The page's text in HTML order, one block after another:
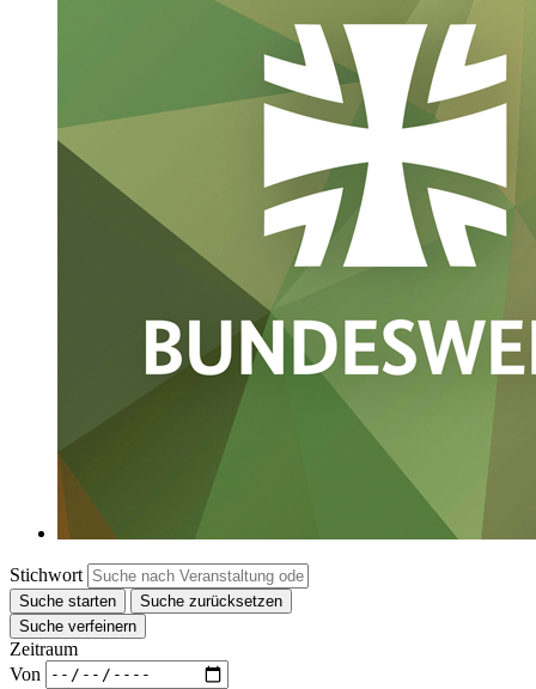
Stichwort
Suche starten
Suche zurücksetzen
Suche verfeinern
Zeitraum
Von